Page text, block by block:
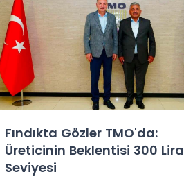
Fındıkta Gözler TMO'da:
Üreticinin Beklentisi 300 Lira
Seviyesi